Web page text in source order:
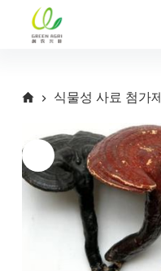
n
식물성 사료 첨가제